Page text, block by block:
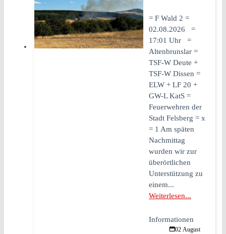
= F Wald 2 =
02.08.2026 =
17:01 Uhr =
Altenbrunslar =
TSF-W Deute +
TSF-W Dissen =
ELW + LF 20 +
GW-L KatS =
Feuerwehren der
Stadt Felsberg = x
= 1 Am späten
Nachmittag
wurden wir zur
überörtlichen
Unterstützung zu
einem...
Weiterlesen...
Informationen
02 August